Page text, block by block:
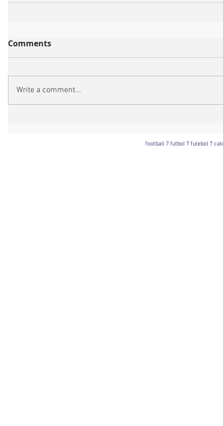
Comments
Write a comment...
football 7 futbol 7 futebol 7